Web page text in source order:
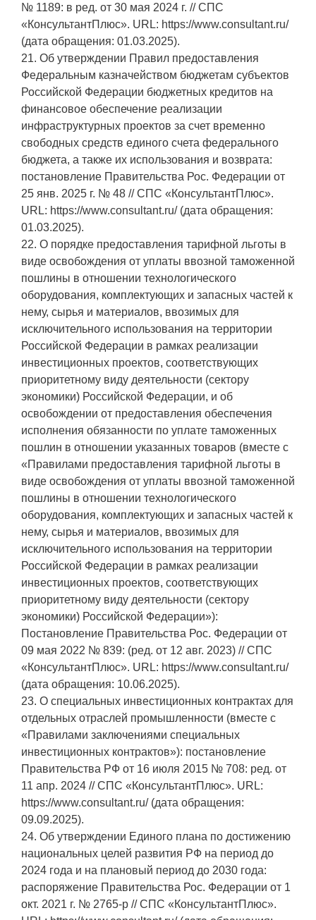
№ 1189: в ред. от 30 мая 2024 г. // СПС
«КонсультантПлюс». URL: https://www.consultant.ru/
(дата обращения: 01.03.2025).
21. Об утверждении Правил предоставления
Федеральным казначейством бюджетам субъектов
Российской Федерации бюджетных кредитов на
финансовое обеспечение реализации
инфраструктурных проектов за счет временно
свободных средств единого счета федерального
бюджета, а также их использования и возврата:
постановление Правительства Рос. Федерации от
25 янв. 2025 г. № 48 // СПС «КонсультантПлюс».
URL: https://www.consultant.ru/ (дата обращения:
01.03.2025).
22. О порядке предоставления тарифной льготы в
виде освобождения от уплаты ввозной таможенной
пошлины в отношении технологического
оборудования, комплектующих и запасных частей к
нему, сырья и материалов, ввозимых для
исключительного использования на территории
Российской Федерации в рамках реализации
инвестиционных проектов, соответствующих
приоритетному виду деятельности (сектору
экономики) Российской Федерации, и об
освобождении от предоставления обеспечения
исполнения обязанности по уплате таможенных
пошлин в отношении указанных товаров (вместе с
«Правилами предоставления тарифной льготы в
виде освобождения от уплаты ввозной таможенной
пошлины в отношении технологического
оборудования, комплектующих и запасных частей к
нему, сырья и материалов, ввозимых для
исключительного использования на территории
Российской Федерации в рамках реализации
инвестиционных проектов, соответствующих
приоритетному виду деятельности (сектору
экономики) Российской Федерации»):
Постановление Правительства Рос. Федерации от
09 мая 2022 № 839: (ред. от 12 авг. 2023) // СПС
«КонсультантПлюс». URL: https://www.consultant.ru/
(дата обращения: 10.06.2025).
23. О специальных инвестиционных контрактах для
отдельных отраслей промышленности (вместе с
«Правилами заключениями специальных
инвестиционных контрактов»): постановление
Правительства РФ от 16 июля 2015 № 708: ред. от
11 апр. 2024 // СПС «КонсультантПлюс». URL:
https://www.consultant.ru/ (дата обращения:
09.09.2025).
24. Об утверждении Единого плана по достижению
национальных целей развития РФ на период до
2024 года и на плановый период до 2030 года:
распоряжение Правительства Рос. Федерации от 1
окт. 2021 г. № 2765-р // СПС «КонсультантПлюс».